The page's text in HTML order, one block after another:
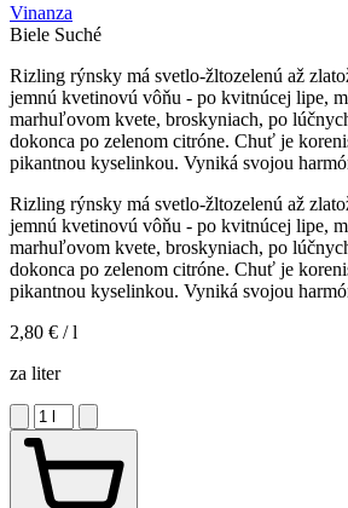
Vinanza
Biele Suché
Rizling rýnsky má svetlo-žltozelenú až
jemnú kvetinovú vôňu - po kvitnúcej lipe,
marhuľovom kvete, broskyniach, po
dokonca po zelenom citróne. Chuť je
pikantnou kyselinkou. Vyniká svojou
Rizling rýnsky má svetlo-žltozelenú až
jemnú kvetinovú vôňu - po kvitnúcej lipe,
marhuľovom kvete, broskyniach, po
dokonca po zelenom citróne. Chuť je
pikantnou kyselinkou. Vyniká svojou
2,80 € / l
za liter